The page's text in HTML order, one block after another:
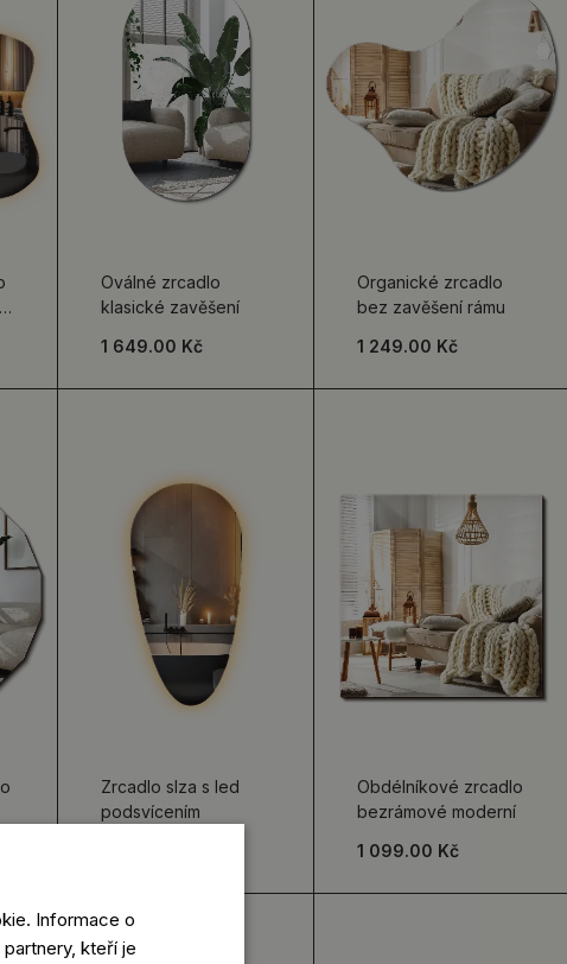
Oválné zrcadlo
klasické zavěšení
1 649.00 Kč
Organické zrcadlo
bez zavěšení rámu
1 249.00 Kč
Zrcadlo slza s led
podsvícením
Obdélníkové zrcadlo
bezrámové moderní
1 099.00 Kč
Informace o
kteří je